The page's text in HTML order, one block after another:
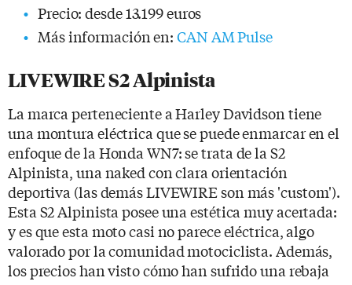
Precio: desde 13.199 euros
Más información en:CAN AM Pulse
LIVEWIRE S2 Alpinista
La marca perteneciente a Harley Davidson tiene
una montura eléctrica que se puede enmarcar en el
enfoque de la Honda WN7: se trata de la S2
Alpinista, una naked con clara orientación
deportiva (las demás LIVEWIRE son más 'custom').
Esta S2 Alpinista posee una estética muy acertada:
y es que esta moto casi no parece eléctrica, algo
valorado por la comunidad motociclista. Además,
los precios han visto cómo han sufrido una rebaja